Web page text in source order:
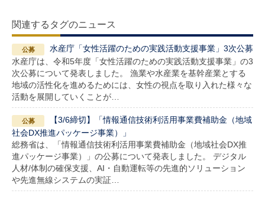
関連するタグのニュース
水産庁「女性活躍のための実践活動支援事業」3次公募
水産庁は、令和5年度「女性活躍のための実践活動支援事業」の3
次公募について発表しました。 漁業や水産業を基幹産業とする
地域の活性化を進めるためには、女性の視点を取り入れた様々な
活動を展開していくことが…
【3/6締切】「情報通信技術利活用事業費補助金（地域
社会DX推進パッケージ事業）」
総務省は、「情報通信技術利活用事業費補助金（地域社会DX推
進パッケージ事業）」の公募について発表しました。 デジタル
人材/体制の確保支援、AI・自動運転等の先進的ソリューション
や先進無線システムの実証…